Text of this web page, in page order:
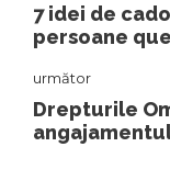
7 idei de
persoane
următor
Drepturile